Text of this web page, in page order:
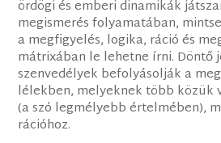
ördögi és emberi dinamikák
megismerés folyamatában,
a megfigyelés, logika, ráció és
mátrixában le lehetne írni. Döntő
szenvedélyek befolyásolják a
lélekben, melyeknek több közük
(a szó legmélyebb értelmében),
rációhoz.